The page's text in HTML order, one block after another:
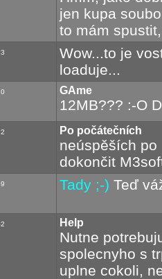
jen kupa
to mám
Wow...to je
loaduje...
GAme
12MB??? :-O
Po počátečních
neúspěších po
dokončit
Tady ;-) Teď
Help
Nutne
spolecnyho s
uplne cokoli,